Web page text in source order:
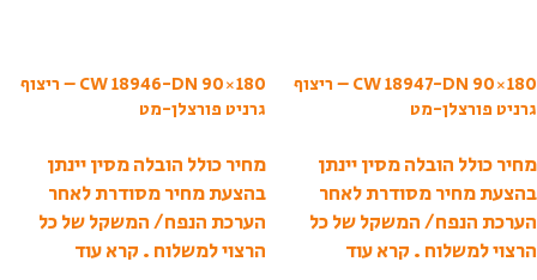
CW 18947-DN 90×180 – ריצוף
גרניט פורצלן-מט
מחיר כולל הובלה מסין יינתן
בהצעת מחיר מסודרת לאחר
הערכת הנפח/ המשקל של כל
הרצוי למשלוח . קרא עוד
CW 18946-DN 90×180 – ריצוף
גרניט פורצלן-מט
מחיר כולל הובלה מסין יינתן
בהצעת מחיר מסודרת לאחר
הערכת הנפח/ המשקל של כל
הרצוי למשלוח . קרא עוד